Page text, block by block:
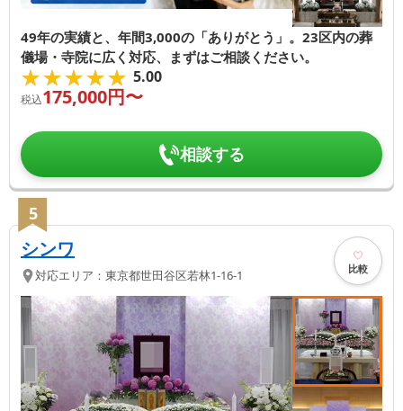
49年の実績と、年間3,000の「ありがとう」。23区内の葬
儀場・寺院に広く対応、まずはご相談ください。
★★★★★
★★★★★ 5.00
税込175,000円〜
相談する
5
シンワ
対応エリア： 東京都世田谷区若林1-16-1 比較